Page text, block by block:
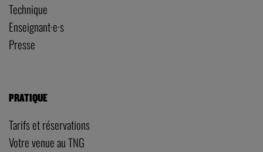
Technique
Enseignant·e·s
Presse
PRATIQUE
Tarifs et réservations
Votre venue au TNG